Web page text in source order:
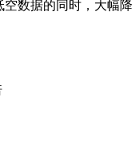
数据的同时，大幅降